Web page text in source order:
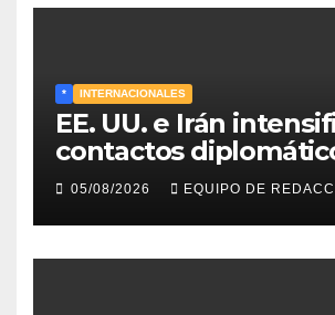
* INTERNACIONALES
EE. UU. e Irán
contactos
la mediación de
reabrir el estrecho de
05/08/2026 EQUIPO DE